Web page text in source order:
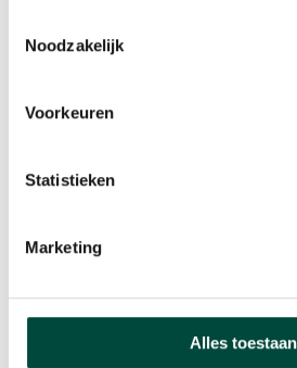
Noodzakelijk
Voorkeuren
Statistieken
Marketing
Alles toestaan
Mijnfavoriete
graag hardlopen in de
ontspannen en mijn
kunnen.